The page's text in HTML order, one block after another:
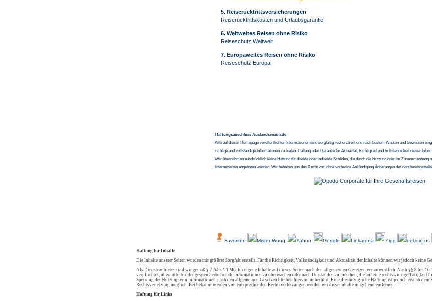
5. Reiserücktrittsversicherungen
Reiserücktrittskosten und Urlaubsgarantie
6. Weltweites Reisen ohne Risiko
Reiseschutz Weltweit
7. Europaweites Reisen ohne Risiko
Reiseschutz Europa
Haftungsauschluss Auslandsvisum.de
Alle auf dieser Homepage veröffentlichten Informationen sind sorgfältig recherchiert und nach bestem Wissen und Gewissen
richtige und vollständige Informationen zu bieten. Haftung oder Garantie für Aktualität, Richtigkeit und Vollständigkeit dieser
Wir übernehmen ausdrücklich keine Haftung für direkte oder indirekte Schäden, die durch die Nutzung oder im Zusammenhang
Internetseiten angeboten werden. Wir behalten uns das Recht vor, ohne vorherige Ankündigung Änderungen der dort
Favoriten Mister-Wong Yahoo Google Linkarena Yigg del.icio.us
Haftung für Inhalte
Die Inhalte unserer Seiten wurden mit größter Sorgfalt erstellt. Für die Richtigkeit, Vollständigkeit und Aktualität der Inhalte können wir jedoch keine
Als Diensteanbieter sind wir gemäß § 7 Abs.1 TMG für eigene Inhalte auf diesen Seiten nach den allgemeinen Gesetzen verantwortlich. Nach §§ 8 bis
verpflichtet, übermittelte oder gespeicherte fremde Informationen zu überwachen oder nach Umständen zu forschen, die auf eine rechtswidrige Tätigkeit
Sperrung der Nutzung von Informationen nach den allgemeinen Gesetzen bleiben hiervon unberührt. Eine diesbezügliche Haftung ist jedoch erst ab
Rechtsverletzung möglich. Bei bekannt werden von entsprechenden Rechtsverletzungen werden wir diese Inhalte umgehend entfernen.
Haftung für Links